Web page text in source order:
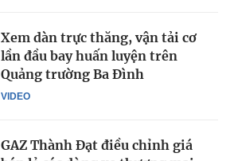
VIDEO
Xem dàn trực thăng, vận tải cơ
lần đầu bay huấn luyện trên
Quảng trường Ba Đình
GAZ Thành Đạt điều chỉnh giá